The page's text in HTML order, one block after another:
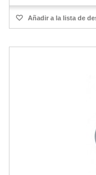
Añadir a la lista de